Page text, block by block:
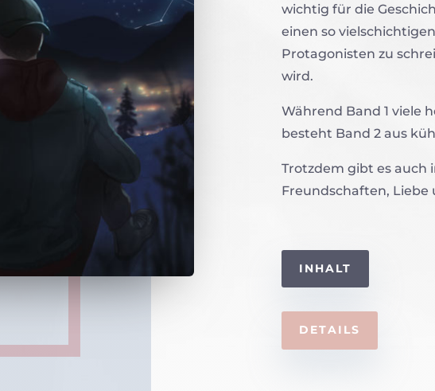
wichtig für die
einen so
Protagonisten zu
wird.
Während Band 1 viele
besteht Band 2 aus
Trotzdem gibt es auch
Freundschaften,
INHALT
DETAILS